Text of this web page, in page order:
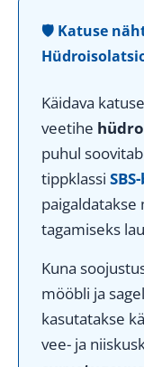
🛡️ Katuse
Käidava
veetihe
puhul
tippklassi
paigaldatakse
tagamiseks
Kuna
mööbli ja
kasutatakse
vee- ja